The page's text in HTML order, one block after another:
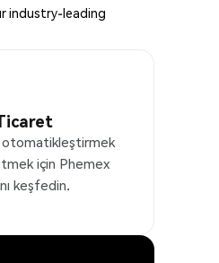
industry-leading
için Phemex
keşfedin.